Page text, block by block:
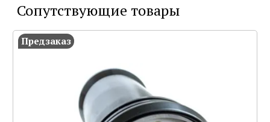
Сопутствующие товары
Предзаказ